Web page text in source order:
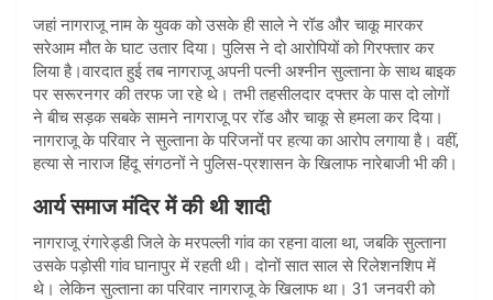
जहां नागराजू नाम के युवक को उसके ही साले ने रॉड और चाकू मारकर
सरेआम मौत के घाट उतार दिया। पुलिस ने दो आरोपियों को गिरफ्तार कर
लिया है।वारदात हुई तब नागराजू अपनी पत्नी अश्नीन सुल्ताना के साथ बाइक
पर सरूरनगर की तरफ जा रहे थे। तभी तहसीलदार दफ्तर के पास दो लोगों
ने बीच सड़क सबके सामने नागराजू पर रॉड और चाकू से हमला कर दिया।
नागराजू के परिवार ने सुल्ताना के परिजनों पर हत्या का आरोप लगाया है। वहीं,
हत्या से नाराज हिंदू संगठनों ने पुलिस-प्रशासन के खिलाफ नारेबाजी भी की।
आर्य समाज मंदिर में की थी शादी
नागराजू रंगारेड्डी जिले के मरपल्ली गांव का रहना वाला था, जबकि सुल्ताना
उसके पड़ोसी गांव घानापुर में रहती थी। दोनों सात साल से रिलेशनशिप में
थे। लेकिन सुल्ताना का परिवार नागराजू के खिलाफ था। 31 जनवरी को